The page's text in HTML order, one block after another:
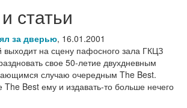
статьи
за дверью, 16.01.2001
выходит на сцену пафосного зала ГКЦЗ
свое 50-летие двухдневным
случаю очередным The Best.
The Best ему и издавать-то больше нечего